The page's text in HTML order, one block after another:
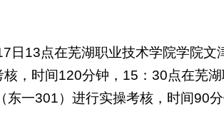
日13点在芜湖职业技术学院学院文
，时间120分钟，15：30点在芜
一301）进行实操考核，时间90分